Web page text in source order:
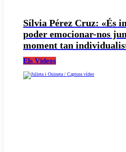
Sílvia Pérez Cruz: «És
poder emocionar-nos
moment tan
Els Vídeos